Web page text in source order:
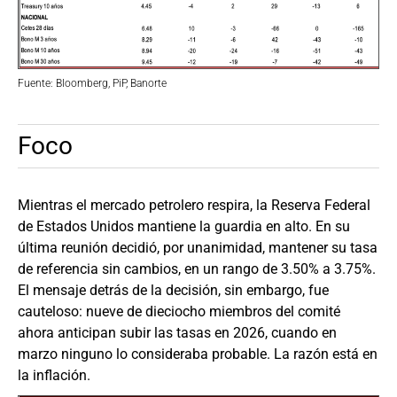
Fuente: Bloomberg, PiP, Banorte
Foco
Mientras el mercado petrolero respira, la Reserva Federal
de Estados Unidos mantiene la guardia en alto. En su
última reunión decidió, por unanimidad, mantener su tasa
de referencia sin cambios, en un rango de 3.50% a 3.75%.
El mensaje detrás de la decisión, sin embargo, fue
cauteloso: nueve de dieciocho miembros del comité
ahora anticipan subir las tasas en 2026, cuando en
marzo ninguno lo consideraba probable. La razón está en
la inflación.